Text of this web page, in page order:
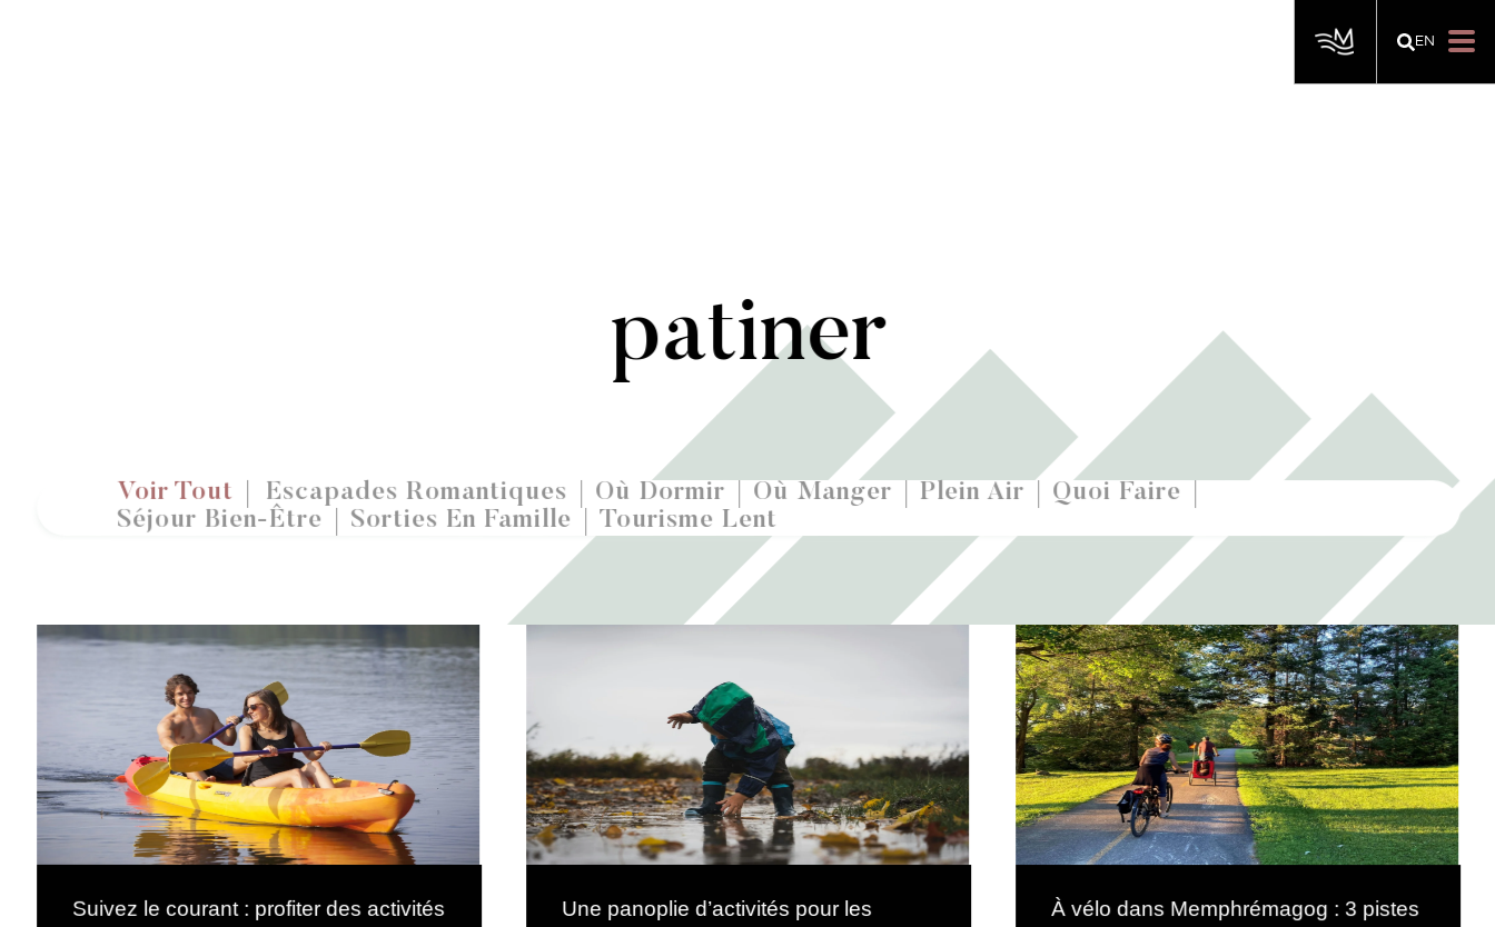
EN
patiner
Voir Tout Escapades Romantiques Où Dormir Où Manger Plein Air Quoi Faire
Séjour Bien-Être Sorties En Famille Tourisme Lent
Suivez le courant : profiter des activités Une panoplie d’activités pour les À vélo dans Memphrémagog : 3 pistes